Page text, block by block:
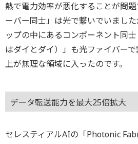
熱で電力効率が悪化することが問
ーバー同士」は光で繋いでいまし
ップの中にあるコンポーネント同
はダイとダイ）」も光ファイバー
上が無理な領域に入ったのです。
データ転送能力を最大25倍拡大
セレスティアルAIの「Photonic